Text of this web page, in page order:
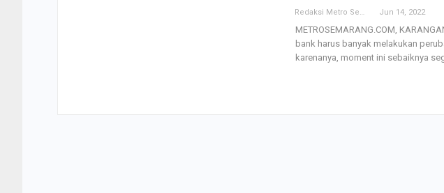
Redaksi Metro Semarang Jun 14, 2022
METROSEMARANG.COM,
bank harus banyak melakukan
karenanya, moment ini sebaiknya